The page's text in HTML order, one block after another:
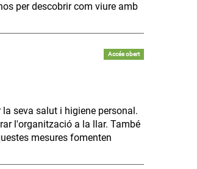
per descobrir com viure amb
Accés obert
seva salut i higiene personal.
l'organització a la llar. També
mesures fomenten